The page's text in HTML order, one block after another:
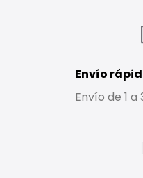
Envío
Envío de 1